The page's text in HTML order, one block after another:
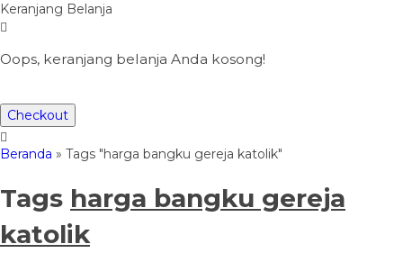
Keranjang Belanja
Oops, keranjang belanja Anda kosong!
Checkout
Beranda » Tags "harga bangku gereja katolik"
Tags harga bangku gereja
katolik